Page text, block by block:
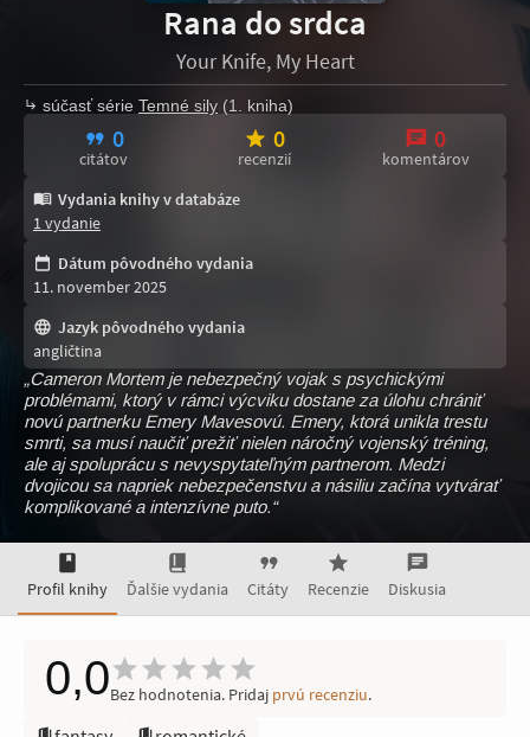
Rana do srdca
Your Knife, My Heart
súčasť série Temné sily (1. kniha)
0
citátov
0
recenzií
0
komentárov
Vydania knihy v databáze
1 vydanie
Dátum pôvodného vydania
11. november 2025
Jazyk pôvodného vydania
angličtina
„Cameron Mortem je nebezpečný vojak s psychickými
problémami, ktorý v rámci výcviku dostane za úlohu chrániť
novú partnerku Emery Mavesovú. Emery, ktorá unikla trestu
smrti, sa musí naučiť prežiť nielen náročný vojenský tréning,
ale aj spoluprácu s nevyspytateľným partnerom. Medzi
dvojicou sa napriek nebezpečenstvu a násiliu začína vytvárať
komplikované a intenzívne puto.“
Profil knihy Ďalšie vydania Citáty Recenzie Diskusia
0,0Bez hodnotenia. Pridaj prvú recenziu.